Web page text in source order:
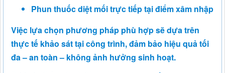
Phun thuốc diệt mối trực tiếp tại điểm xâm nhập
Việc lựa chọn phương pháp phù hợp sẽ dựa trên
thực tế khảo sát tại công trình, đảm bảo hiệu quả tối
đa – an toàn – không ảnh hưởng sinh hoạt.